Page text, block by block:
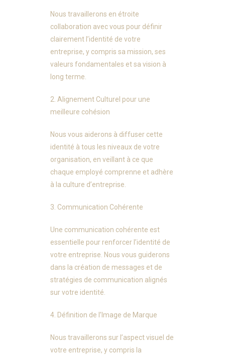
Nous travaillerons en étroite
collaboration avec vous pour définir
clairement l’identité de votre
entreprise, y compris sa mission, ses
valeurs fondamentales et sa vision à
long terme.
2. Alignement Culturel pour une
meilleure cohésion
Nous vous aiderons à diffuser cette
identité à tous les niveaux de votre
organisation, en veillant à ce que
chaque employé comprenne et adhère
à la culture d’entreprise.
3. Communication Cohérente
Une communication cohérente est
essentielle pour renforcer l’identité de
votre entreprise. Nous vous guiderons
dans la création de messages et de
stratégies de communication alignés
sur votre identité.
4. Définition de l’Image de Marque
Nous travaillerons sur l’aspect visuel de
votre entreprise, y compris la